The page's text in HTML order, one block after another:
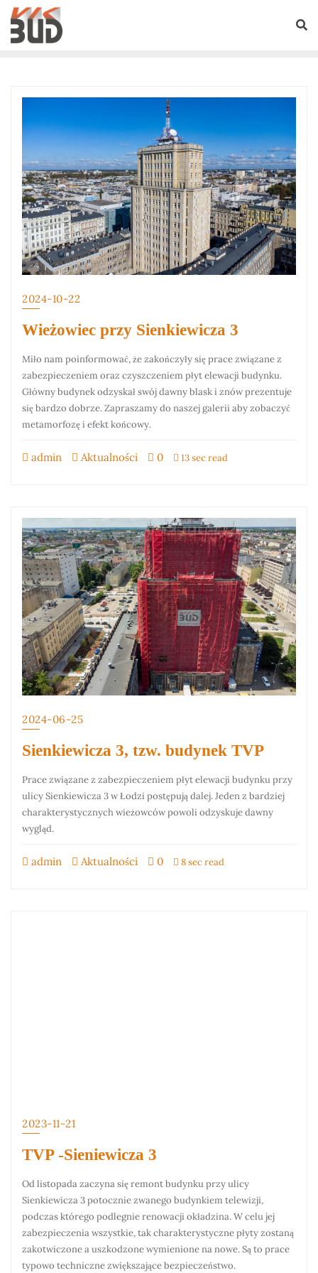
2024-10-22
Wieżowiec przy Sienkiewicza 3
Miło nam poinformować, że zakończyły się prace związane z
zabezpieczeniem oraz czyszczeniem płyt elewacji budynku.
Główny budynek odzyskał swój dawny blask i znów prezentuje
się bardzo dobrze. Zapraszamy do naszej galerii aby zobaczyć
metamorfozę i efekt końcowy.
admin Aktualności 0 13 sec read
2024-06-25
Sienkiewicza 3, tzw. budynek TVP
Prace związane z zabezpieczeniem płyt elewacji budynku przy
ulicy Sienkiewicza 3 w Łodzi postępują dalej. Jeden z bardziej
charakterystycznych wieżowców powoli odzyskuje dawny
wygląd.
admin Aktualności 0 8 sec read
2023-11-21
TVP -Sieniewicza 3
Od listopada zaczyna się remont budynku przy ulicy
Sienkiewicza 3 potocznie zwanego budynkiem telewizji,
podczas którego podlegnie renowacji okładzina. W celu jej
zabezpieczenia wszystkie, tak charakterystyczne płyty zostaną
zakotwiczone a uszkodzone wymienione na nowe. Są to prace
typowo techniczne zwiększające bezpieczeństwo.